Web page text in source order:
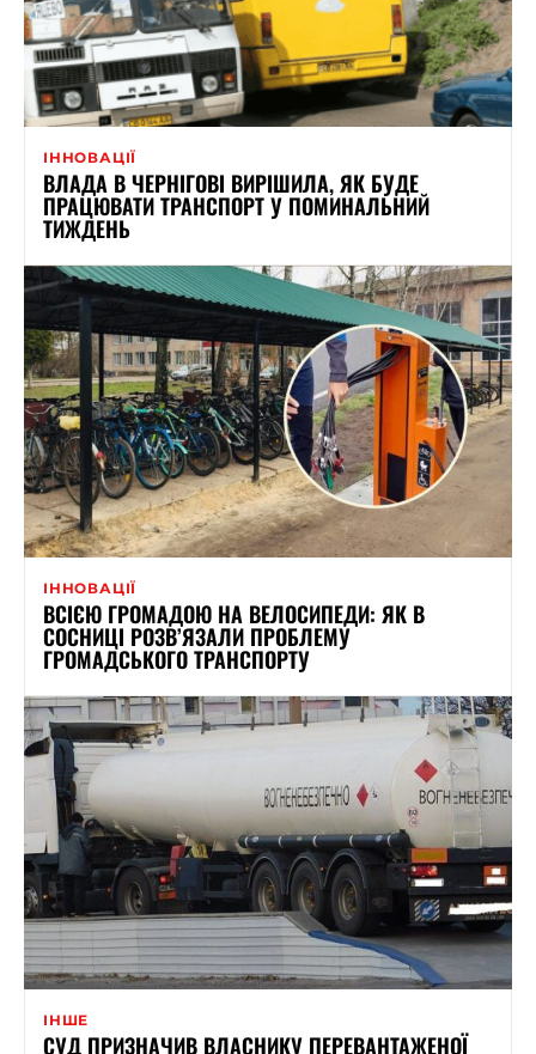
ІННОВАЦІЇ
ВЛАДА В ЧЕРНІГОВІ ВИРІШИЛА, ЯК БУДЕ
ПРАЦЮВАТИ ТРАНСПОРТ У ПОМИНАЛЬНИЙ
ТИЖДЕНЬ
ІННОВАЦІЇ
ВСІЄЮ ГРОМАДОЮ НА ВЕЛОСИПЕДИ: ЯК В
СОСНИЦІ РОЗВ’ЯЗАЛИ ПРОБЛЕМУ
ГРОМАДСЬКОГО ТРАНСПОРТУ
ІНШЕ
СУД ПРИЗНАЧИВ ВЛАСНИКУ ПЕРЕВАНТАЖЕНОЇ